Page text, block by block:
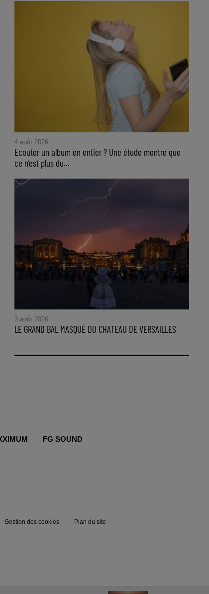
4 août 2026
Ecouter un album en entier ? Une étude montre que
ce n’est plus du...
3 août 2026
LE GRAND BAL MASQUÉ DU CHATEAU DE VERSAILLES
FG SOUND
Gestion des cookies Plan du site